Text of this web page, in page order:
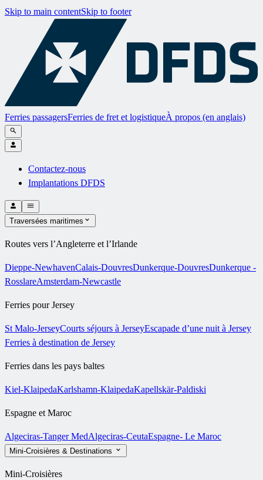
Skip to main contentSkip to footer
Ferries passagersFerries de fret et logistiqueÀ propos (en anglais)
Contactez-nous
Implantations DFDS
Traversées maritimes
Routes vers l’Angleterre et l’Irlande
Dieppe-NewhavenCalais-DouvresDunkerque-DouvresDunkerque -
RosslareAmsterdam-Newcastle
Ferries pour Jersey
St Malo-JerseyCourts séjours à JerseyEscapade d’une nuit à Jersey
Ferries à destination de Jersey
Ferries dans les pays baltes
Kiel-KlaipedaKarlshamn-KlaipedaKapellskär-Paldiski
Espagne et Maroc
Algeciras-Tanger MedAlgeciras-CeutaEspagne- Le Maroc
Mini-Croisières & Destinations
Mini-Croisières